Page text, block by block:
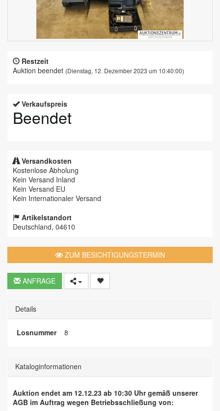
Restzeit
Auktion beendet (Dienstag, 12. Dezember 2023 um 10:40:00)
Verkaufspreis
Beendet
Versandkosten
Kostenlose Abholung
Kein Versand Inland
Kein Versand EU
Kein Internationaler Versand
Artikelstandort
Deutschland, 04610
ZUM BESICHTIGUNGSTERMIN
ANFRAGE
Details
Losnummer 8
Kataloginformationen
Auktion endet am 12.12.23 ab 10:30 Uhr gemäß unserer
AGB im Auftrag wegen Betriebsschließung von: